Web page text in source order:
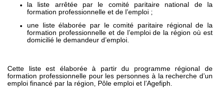
la liste arrêtée par le comité paritaire national de la
formation professionnelle et de l’emploi ;
une liste élaborée par le comité paritaire régional de la
formation professionnelle et de l’emploi de la région où est
domicilié le demandeur d’emploi.
Cette liste est élaborée à partir du programme régional de
formation professionnelle pour les personnes à la recherche d’un
emploi financé par la région, Pôle emploi et l’Agefiph.